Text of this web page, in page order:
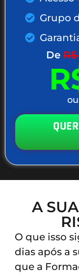
Grupo
De
A
O que isso
dias após a
que a